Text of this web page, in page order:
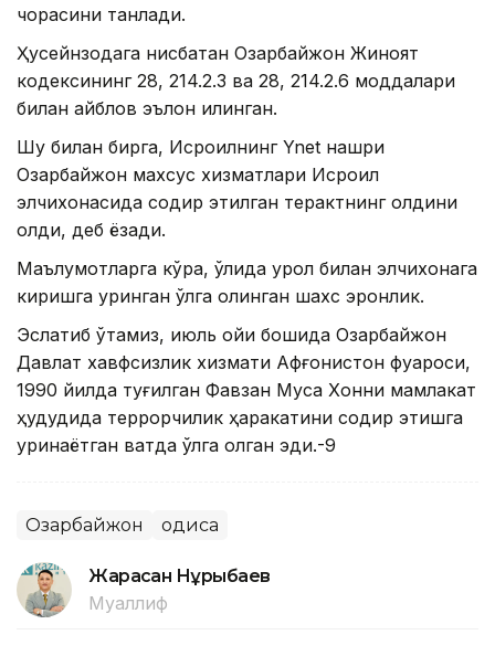
чорасини танлади.
Ҳусейнзодага нисбатан Озарбайжон Жиноят
кодексининг 28, 214.2.3 ва 28, 214.2.6 моддалари
билан айблов эълон қилинган.
Шу билан бирга, Исроилнинг Ynet нашри
Озарбайжон махсус хизматлари Исроил
элчихонасида содир этилган терактнинг олдини
олди, деб ёзади.
Маълумотларга кўра, қўлида қурол билан элчихонага
киришга уринган қўлга олинган шахс эронлик.
Эслатиб ўтамиз, июль ойи бошида Озарбайжон
Давлат хавфсизлик хизмати Афғонистон фуқароси,
1990 йилда туғилган Фавзан Муса Хонни мамлакат
ҳудудида террорчилик ҳаракатини содир этишга
уринаётган вақтда қўлга олган эди.-9
Озарбайжон Ҳодиса
Жарасқан Нұрыбаев
Муаллиф